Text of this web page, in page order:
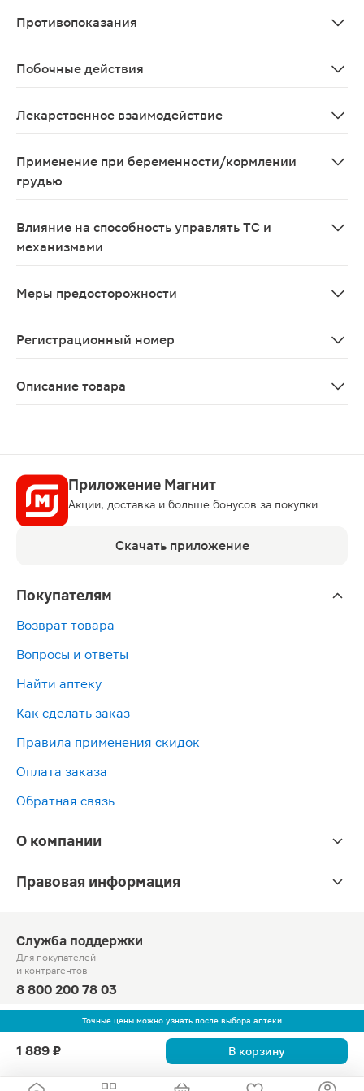
Точные цены можно узнать после выбора аптеки
1 889 ₽ В корзину
Противопоказания
Побочные действия
Лекарственное взаимодействие
Применение при беременности/кормлении
грудью
Влияние на способность управлять ТС и
механизмами
Меры предосторожности
Регистрационный номер
Описание товара
Приложение Магнит
Акции, доставка и больше бонусов за покупки
Скачать приложение
Покупателям
Возврат товара
Вопросы и ответы
Найти аптеку
Как сделать заказ
Правила применения скидок
Оплата заказа
Обратная связь
О компании
Правовая информация
Служба поддержки
Для покупателей
и контрагентов
8 800 200 78 03
Круглосуточно, звонок по России бесплатный
© Официальный сайт сети «Магнит».